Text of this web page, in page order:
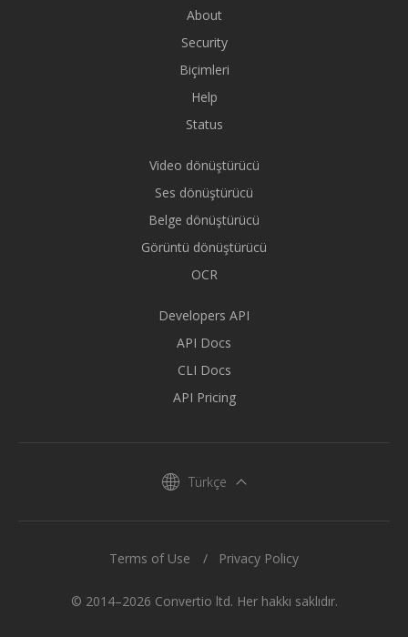
About
Security
Biçimleri
Help
Status
Video dönüştürücü
Ses dönüştürücü
Belge dönüştürücü
Görüntü dönüştürücü
OCR
Developers API
API Docs
CLI Docs
API Pricing
Türkçe
© 2014–2026 Convertio ltd. Her hakkı saklıdır.
Terms of Use Privacy Policy